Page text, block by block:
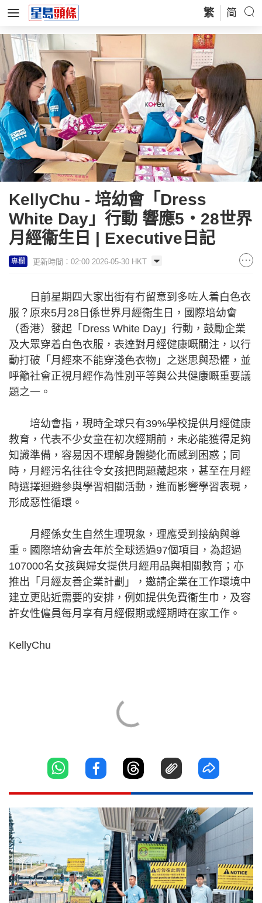
繁 简
KellyChu - 培幼會「Dress
White Day」行動 響應5‧28世界
月經衞生日 | Executive日記
專欄 更新時間：02:00 2026-05-30 HKT
日前星期四大家出街有冇留意到多咗人着白色衣
服？原來5月28日係世界月經衞生日，國際培幼會
（香港）發起「Dress White Day」行動，鼓勵企業
及大眾穿着白色衣服，表達對月經健康嘅關注，以行
動打破「月經來不能穿淺色衣物」之迷思與恐懼，並
呼籲社會正視月經作為性別平等與公共健康嘅重要議
題之一。
培幼會指，現時全球只有39%學校提供月經健康
教育，代表不少女童在初次經期前，未必能獲得足夠
知識準備，容易因不理解身體變化而感到困惑；同
時，月經污名往往令女孩把問題藏起來，甚至在月經
時選擇迴避參與學習相關活動，進而影響學習表現，
形成惡性循環。
月經係女生自然生理現象，理應受到接納與尊
重。國際培幼會去年於全球透過97個項目，為超過
107000名女孩與婦女提供月經用品與相關教育；亦
推出「月經友善企業計劃」，邀請企業在工作環境中
建立更貼近需要的安排，例如提供免費衞生巾，及容
許女性僱員每月享有月經假期或經期時在家工作。
KellyChu